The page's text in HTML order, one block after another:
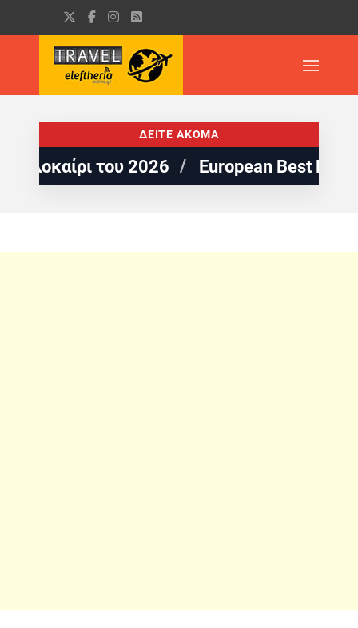
ΔΕΙΤΕ ΑΚΟΜΑ
του 2026 European Best